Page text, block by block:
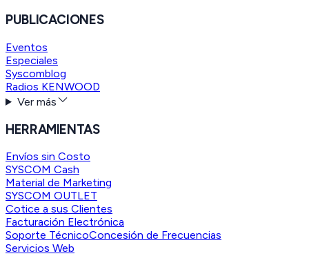
PUBLICACIONES
Eventos
Especiales
Syscomblog
Radios KENWOOD
Ver más
HERRAMIENTAS
Envíos sin Costo
SYSCOM Cash
Material de Marketing
SYSCOM OUTLET
Cotice a sus Clientes
Facturación Electrónica
Soporte TécnicoConcesión de Frecuencias
Servicios Web